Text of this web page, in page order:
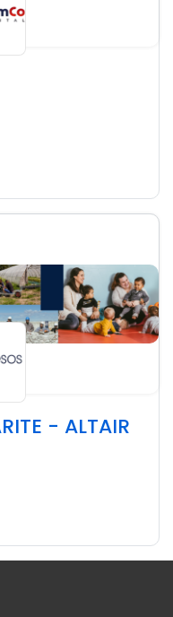
- ALTAIR